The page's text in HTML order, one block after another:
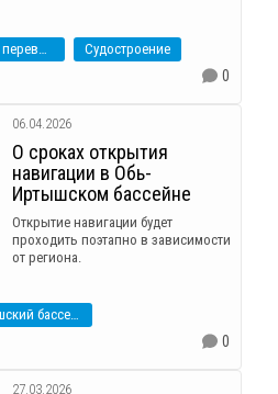
Судостроение
0
06.04.2026
О сроках открытия
навигации в Обь-
Иртышском бассейне
Открытие навигации будет
проходить поэтапно в зависимости
от региона.
0
27.03.2026